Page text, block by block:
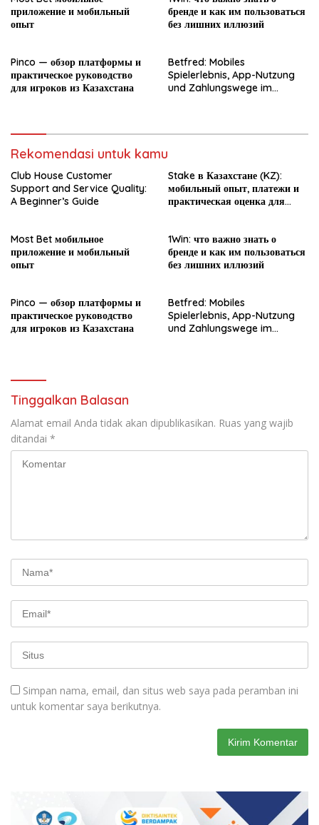
приложение и мобильный
опыт
бренде и как им пользоваться
без лишних иллюзий
Pinco — обзор платформы и
практическое руководство
для игроков из Казахстана
Betfred: Mobiles
Spielerlebnis, App-Nutzung
und Zahlungswege im
Rekomendasi untuk kamu
Club House Customer
Support and Service Quality:
A Beginner’s Guide
Stake в Казахстане (KZ):
мобильный опыт, платежи и
практическая оценка для
Most Bet мобильное
приложение и мобильный
опыт
1Win: что важно знать о
бренде и как им пользоваться
без лишних иллюзий
Pinco — обзор платформы и
практическое руководство
для игроков из Казахстана
Betfred: Mobiles
Spielerlebnis, App-Nutzung
und Zahlungswege im
Tinggalkan Balasan
Alamat email Anda tidak akan dipublikasikan. Ruas yang wajib
ditandai *
Simpan nama, email, dan situs web saya pada peramban ini
untuk komentar saya berikutnya.